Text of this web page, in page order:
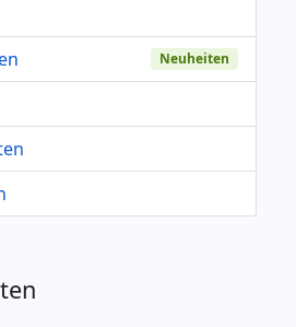
Neuheiten